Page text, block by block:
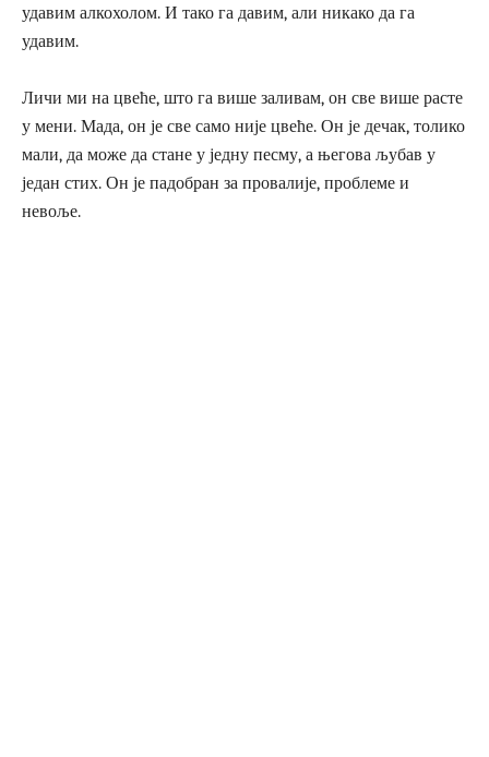
удавим алкохолом. И тако га давим, али никако да га
удавим.
Личи ми на цвеће, што га више заливам, он све више расте
у мени. Мада, он је све само није цвеће. Он је дечак, толико
мали, да може да стане у једну песму, а његова љубав у
један стих. Он је падобран за провалије, проблеме и
невоље.